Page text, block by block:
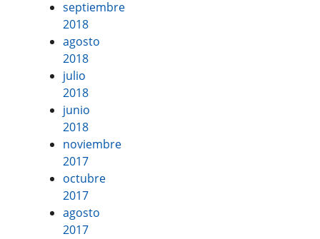
septiembre
2018
agosto
2018
julio
2018
junio
2018
noviembre
2017
octubre
2017
agosto
2017